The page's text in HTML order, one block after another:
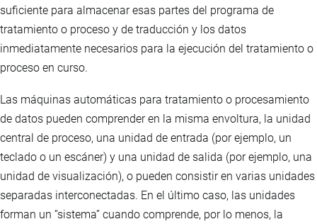
suficiente para almacenar esas partes del programa de
tratamiento o proceso y de traducción y los datos
inmediatamente necesarios para la ejecución del tratamiento o
proceso en curso.
Las máquinas automáticas para tratamiento o procesamiento
de datos pueden comprender en la misma envoltura, la unidad
central de proceso, una unidad de entrada (por ejemplo, un
teclado o un escáner) y una unidad de salida (por ejemplo, una
unidad de visualización), o pueden consistir en varias unidades
separadas interconectadas. En el último caso, las unidades
forman un “sistema” cuando comprende, por lo menos, la